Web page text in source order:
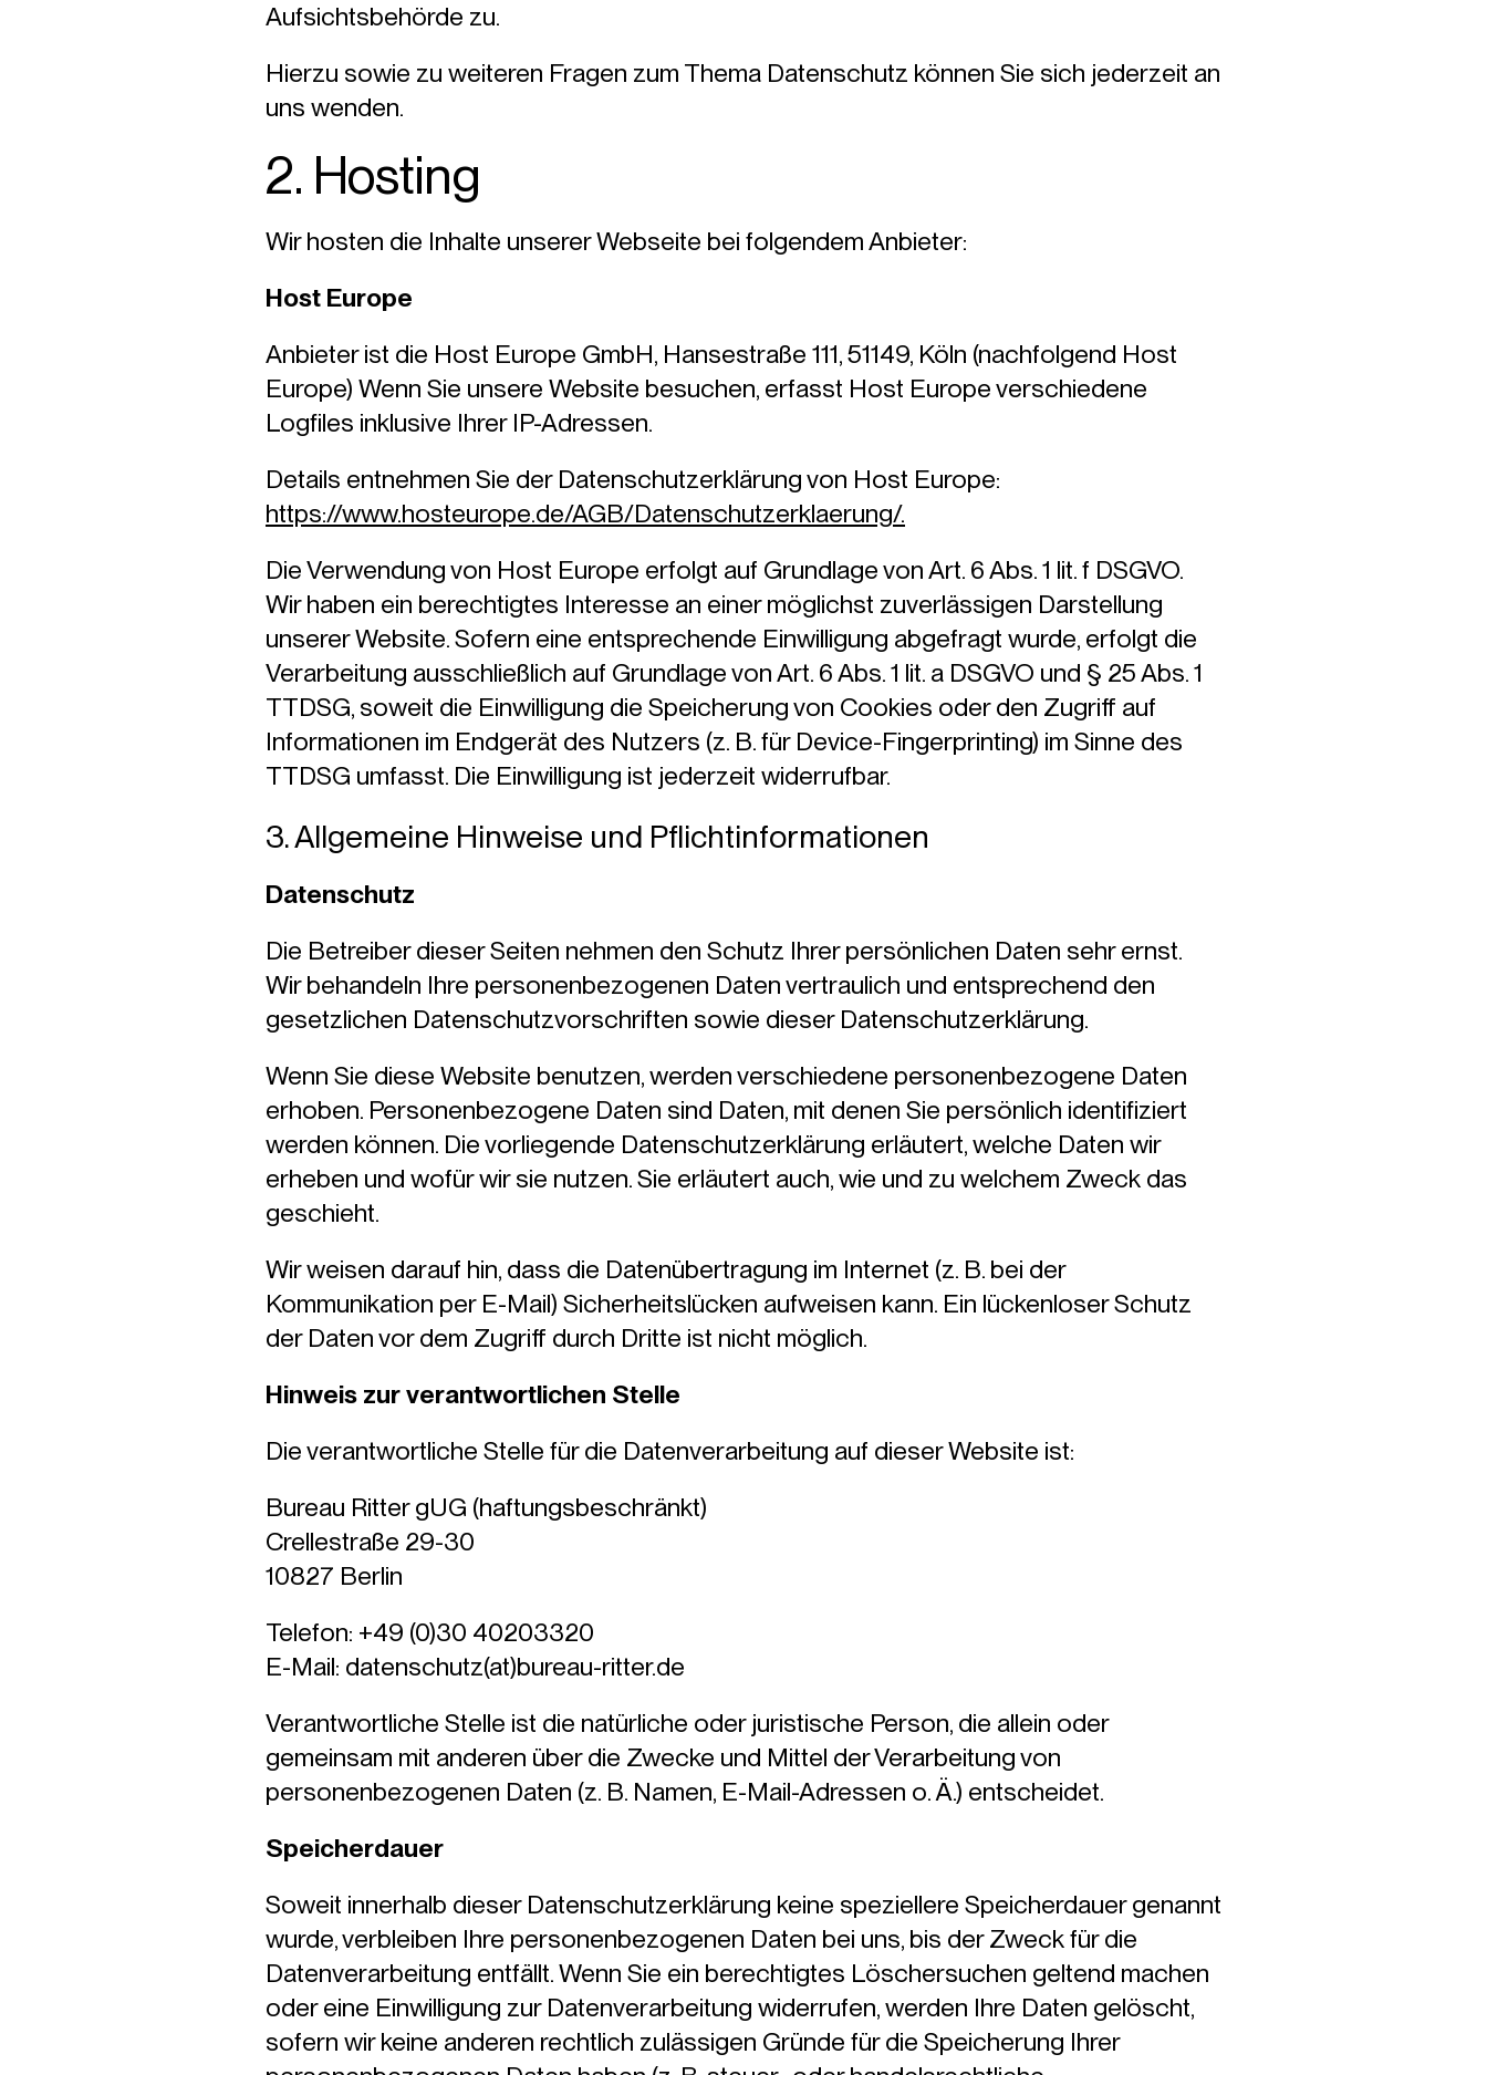
Aufsichtsbehörde zu.
Hierzu sowie zu weiteren Fragen zum Thema Datenschutz können Sie sich jederzeit an
uns wenden.
2. Hosting
Wir hosten die Inhalte unserer Webseite bei folgendem Anbieter:
Host Europe
Anbieter ist die Host Europe GmbH, Hansestraße 111, 51149, Köln (nachfolgend Host
Europe) Wenn Sie unsere Website besuchen, erfasst Host Europe verschiedene
Logfiles inklusive Ihrer IP-Adressen.
Details entnehmen Sie der Datenschutzerklärung von Host Europe:
https://www.hosteurope.de/AGB/Datenschutzerklaerung/.
Die Verwendung von Host Europe erfolgt auf Grundlage von Art. 6 Abs. 1 lit. f DSGVO.
Wir haben ein berechtigtes Interesse an einer möglichst zuverlässigen Darstellung
unserer Website. Sofern eine entsprechende Einwilligung abgefragt wurde, erfolgt die
Verarbeitung ausschließlich auf Grundlage von Art. 6 Abs. 1 lit. a DSGVO und § 25 Abs. 1
TTDSG, soweit die Einwilligung die Speicherung von Cookies oder den Zugriff auf
Informationen im Endgerät des Nutzers (z. B. für Device-Fingerprinting) im Sinne des
TTDSG umfasst. Die Einwilligung ist jederzeit widerrufbar.
3. Allgemeine Hinweise und Pflichtinformationen
Datenschutz
Die Betreiber dieser Seiten nehmen den Schutz Ihrer persönlichen Daten sehr ernst.
Wir behandeln Ihre personenbezogenen Daten vertraulich und entsprechend den
gesetzlichen Datenschutzvorschriften sowie dieser Datenschutzerklärung.
Wenn Sie diese Website benutzen, werden verschiedene personenbezogene Daten
erhoben. Personenbezogene Daten sind Daten, mit denen Sie persönlich identifiziert
werden können. Die vorliegende Datenschutzerklärung erläutert, welche Daten wir
erheben und wofür wir sie nutzen. Sie erläutert auch, wie und zu welchem Zweck das
geschieht.
Wir weisen darauf hin, dass die Datenübertragung im Internet (z. B. bei der
Kommunikation per E-Mail) Sicherheitslücken aufweisen kann. Ein lückenloser Schutz
der Daten vor dem Zugriff durch Dritte ist nicht möglich.
Hinweis zur verantwortlichen Stelle
Die verantwortliche Stelle für die Datenverarbeitung auf dieser Website ist:
Bureau Ritter gUG (haftungsbeschränkt)
Crellestraße 29-30
10827 Berlin
Telefon: +49 (0)30 40203320
E-Mail: datenschutz(at)bureau-ritter.de
Verantwortliche Stelle ist die natürliche oder juristische Person, die allein oder
gemeinsam mit anderen über die Zwecke und Mittel der Verarbeitung von
personenbezogenen Daten (z. B. Namen, E-Mail-Adressen o. Ä.) entscheidet.
Speicherdauer
Soweit innerhalb dieser Datenschutzerklärung keine speziellere Speicherdauer genannt
wurde, verbleiben Ihre personenbezogenen Daten bei uns, bis der Zweck für die
Datenverarbeitung entfällt. Wenn Sie ein berechtigtes Löschersuchen geltend machen
oder eine Einwilligung zur Datenverarbeitung widerrufen, werden Ihre Daten gelöscht,
sofern wir keine anderen rechtlich zulässigen Gründe für die Speicherung Ihrer